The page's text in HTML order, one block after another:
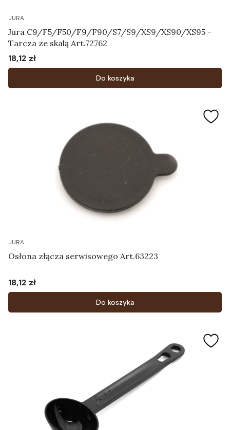
JURA
Jura C9/F5/F50/F9/F90/S7/S9/XS9/XS90/XS95 -
Tarcza ze skalą Art.72762
Cena
18,12 zł
Do koszyka
JURA
Osłona złącza serwisowego Art.63223
Cena
18,12 zł
Do koszyka